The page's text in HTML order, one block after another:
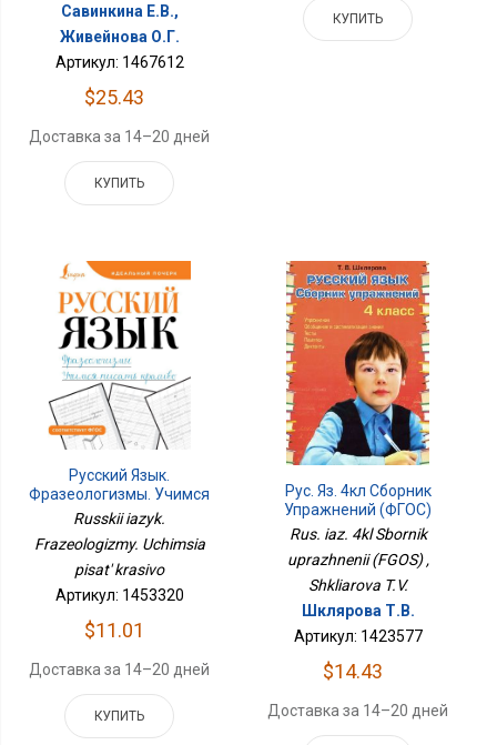
Савинкина Е.В.,
Живейнова О.Г.
Артикул: 1467612
$25.43
Доставка за 14–20 дней
КУПИТЬ
КУПИТЬ
Русский Язык.
Фразеологизмы. Учимся
Писать Красиво
Russkii iazyk.
Frazeologizmy. Uchimsia
pisat' krasivo
Артикул: 1453320
$11.01
Доставка за 14–20 дней
КУПИТЬ
Рус. Яз. 4кл Сборник
Упражнений (ФГОС)
Rus. iaz. 4kl Sbornik
uprazhnenii (FGOS) ,
Shkliarova T.V.
Шклярова Т.В.
Артикул: 1423577
$14.43
Доставка за 14–20 дней